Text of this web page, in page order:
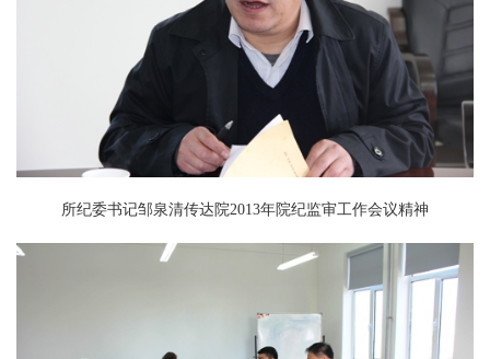
所纪委书记邹泉清传达院2013年院纪监审工作会议精神